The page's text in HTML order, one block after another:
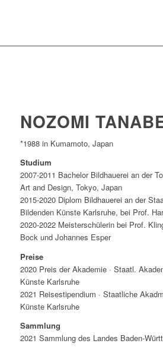
NOZOMI
*1988 in Kumamoto, Japan
Studium
2007-2011 Bachelor Bildhauerei an der
Art and Design, Tokyo, Japan
2015-2020 Diplom Bildhauerei an der
Bildenden Künste Karlsruhe, bei Prof.
2020-2022 Meisterschülerin bei Prof.
Bock und Johannes Esper
Preise
2020 Preis der Akademie · Staatl.
Künste Karlsruhe
2021 Reisestipendium · Staatliche
Künste Karlsruhe
Sammlung
2021 Sammlung des Landes Baden-